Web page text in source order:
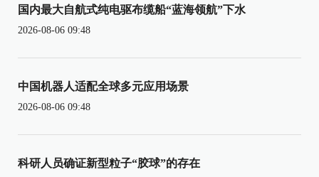
国内最大自航式纯电驱布缆船“蓝海领航”下水
2026-08-06 09:48
中国机器人适配全球多元应用场景
2026-08-06 09:48
科研人员确证新型粒子“胶球”的存在